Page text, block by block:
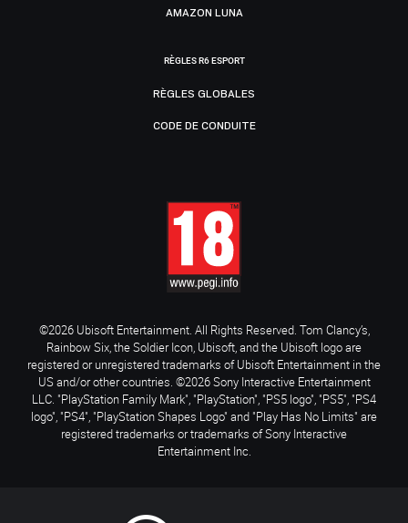
AMAZON LUNA
RÈGLES R6 ESPORT
RÈGLES GLOBALES
CODE DE CONDUITE
©2026 Ubisoft Entertainment. All Rights Reserved. Tom Clancy’s,
Rainbow Six, the Soldier Icon, Ubisoft, and the Ubisoft logo are
registered or unregistered trademarks of Ubisoft Entertainment in the
US and/or other countries. ©2026 Sony Interactive Entertainment
LLC. "PlayStation Family Mark", "PlayStation", "PS5 logo", "PS5", "PS4
logo", "PS4", "PlayStation Shapes Logo" and "Play Has No Limits" are
registered trademarks or trademarks of Sony Interactive
Entertainment Inc.